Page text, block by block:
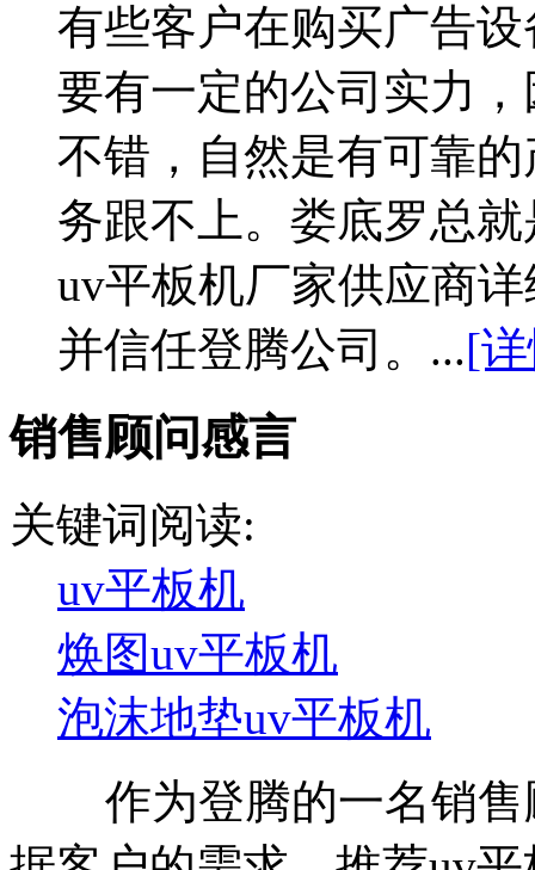
有些客户在购买广告
要有一定的公司实力
不错，自然是有可靠
务跟不上。娄底罗总
uv平板机厂家供应商
并信任登腾公司。...[
销售顾问感言
关键词阅读:
uv平板机
焕图uv平板机
泡沫地垫uv平板机
作为登腾的一名销售